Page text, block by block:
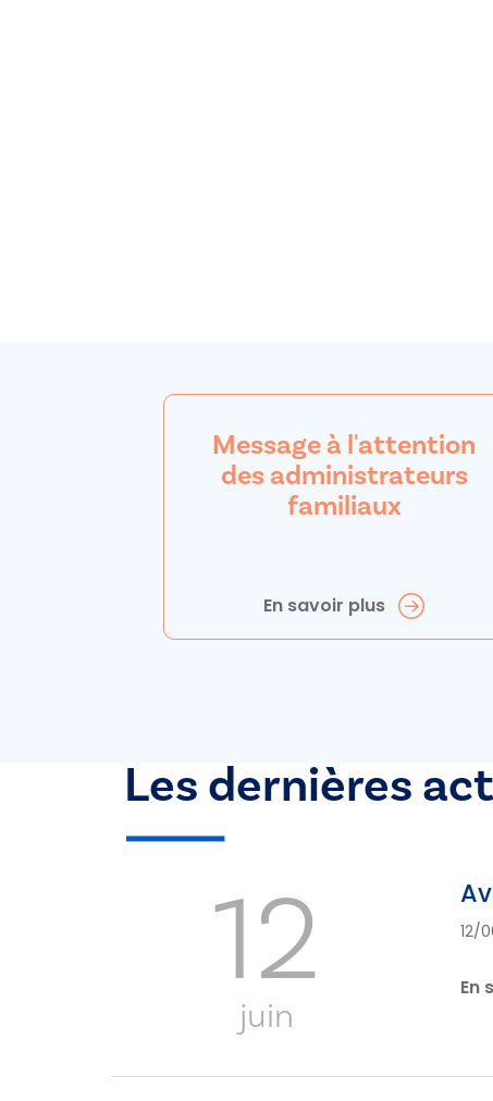
Message à l'attention
des administrateurs
familiaux
En savoir plus
Les dernières
12
juin
12/
En